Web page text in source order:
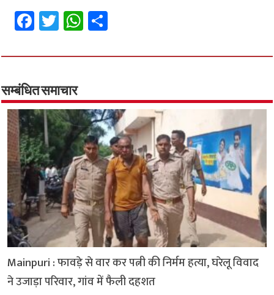
Fa
ce
b
o
o
k
T
wi
tt
er
W
h
at
p
p
ar
सम्बंधित समाचार
Mainpuri : फावड़े से वार कर पत्नी की निर्मम हत्या, घरेलू विवाद
ने उजाड़ा परिवार, गांव में फैली दहशत